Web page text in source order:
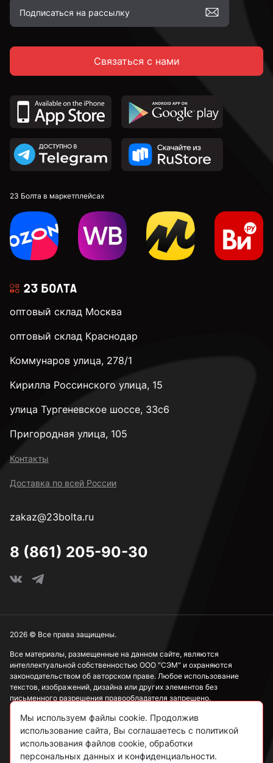
Связаться с нами
23 Болта в маркетплейсах
оптовый склад Москва
оптовый склад Краснодар
Коммунаров улица, 278/1
Кирилла Россинского улица, 15
улица Тургеневское шоссе, 33с6
Пригородная улица, 105
Контакты
Доставка по всей России
zakaz@23bolta.ru
8 (861) 205-90-30
Все материалы, размещенные на данном сайте, являются
интеллектуальной собственностью ООО "СЭМ" и охраняются
законодательством об авторском праве. Любое использование
текстов, изображений, дизайна или других элементов без
письменного разрешения правообладателя запрещено.
Информация, представленная на сайте, носит исключительно
ознакомительный характер и не может рассматриваться как
публичная оферта в соответствии со ст. 437 ГК РФ.
2026 © Все права защищены.
Мы используем файлы cookie. Продолжив
использование сайта, Вы соглашаетесь с политикой
использования файлов cookie, обработки
персональных данных и конфиденциальности.